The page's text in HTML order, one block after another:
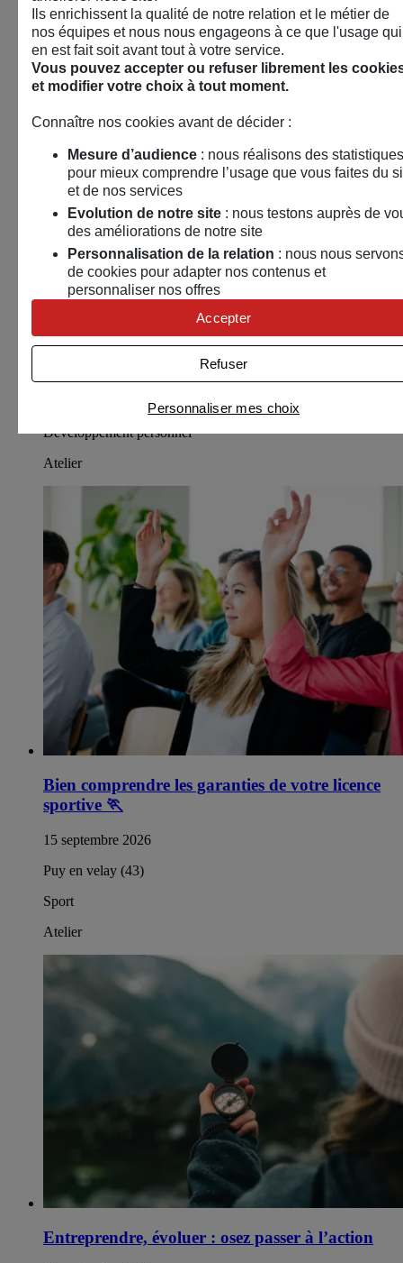
Associations, collectivités, entreprises :
rencontrons-nous !​
Développement personnel
Atelier
Bien comprendre les garanties de votre licence
sportive 🏃
15 septembre 2026
Puy en velay (43)
Sport
Atelier
Entreprendre, évoluer : osez passer à l’action​
Ils enrichissent la qualité de notre relation et le métier de
nos équipes et nous nous engageons à ce que l'usage qui
en est fait soit avant tout à votre service.
Vous pouvez accepter ou refuser librement les
et modifier votre choix à tout moment.
Connaître nos cookies avant de décider :
Mesure d’audience : nous réalisons des statistiques
pour mieux comprendre l’usage que vous faites du
et de nos services
Evolution de notre site : nous testons auprès de
des améliorations de notre site
Personnalisation de la relation : nous nous
de cookies pour adapter nos contenus et
personnaliser nos offres
Univers publicitaire: nous utilisons avec nos
partenaires des cookies pour afficher des publicités
personnalisées
Connaître notre politique cookies et la liste de nos
Personnaliser mes choix
Refuser
Accepter